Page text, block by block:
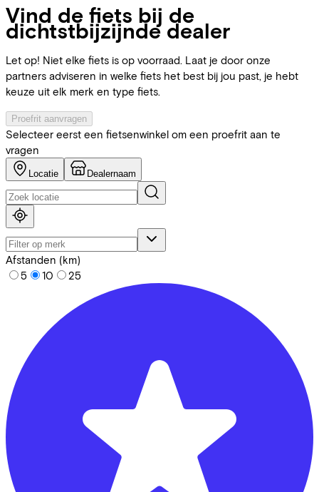
Vind de fiets bij de
dichtstbijzijnde dealer
Let op! Niet elke fiets is op voorraad. Laat je door onze
partners adviseren in welke fiets het best bij jou past, je hebt
keuze uit elk merk en type fiets.
Proefrit aanvragen
Selecteer eerst een fietsenwinkel om een proefrit aan te
vragen
Locatie Dealernaam
Afstanden (km)
5
10 25